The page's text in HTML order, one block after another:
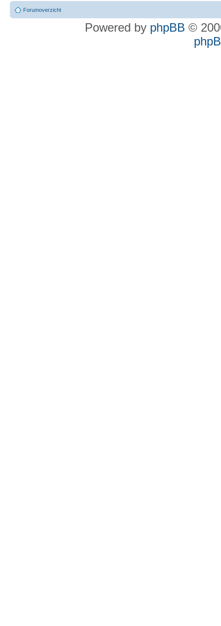
Forumoverzicht
Powered by phpBB ©